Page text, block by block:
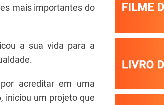
mais importantes do
a sua vida para a
acreditar em uma
iniciou um projeto que